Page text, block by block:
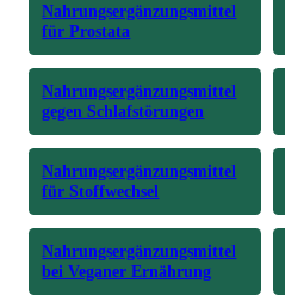
Nahrungsergänzungsmittel
für Prostata
Nahrungsergänzungsmittel
gegen Schlafstörungen
Nahrungsergänzungsmittel
für Stoffwechsel
Nahrungsergänzungsmittel
bei Veganer Ernährung